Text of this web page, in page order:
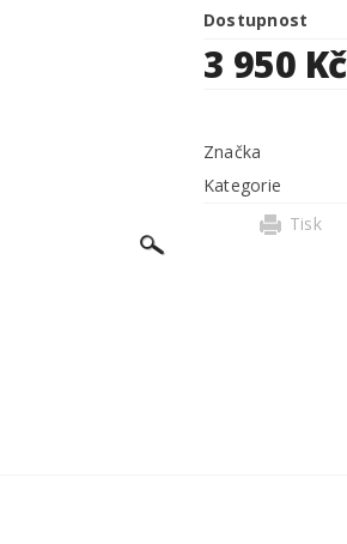
Dostupnost
3 950 Kč
Značka
Kategorie
Tisk